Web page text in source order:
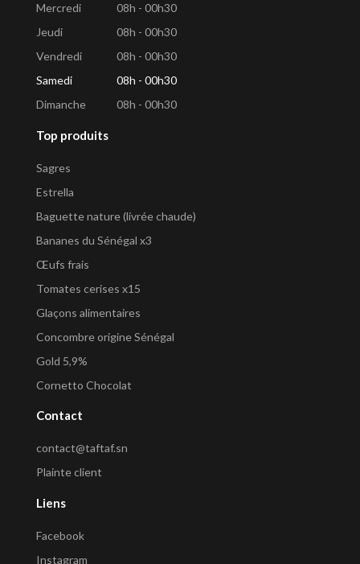
Mercredi
08h - 00h30
Jeudi
08h - 00h30
Vendredi
08h - 00h30
Samedi
08h - 00h30
Dimanche
08h - 00h30
Top produits
Sagres
Estrella
Baguette nature (livrée chaude)
Bananes du Sénégal x3
Œufs frais
Tomates cerises x15
Glaçons alimentaires
Concombre origine Sénégal
Gold 5,9%
Cornetto Chocolat
Contact
contact@taftaf.sn
Plainte client
Liens
Facebook
Instagram